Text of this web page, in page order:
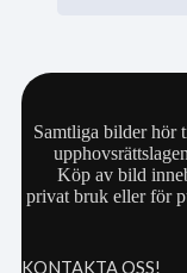
Samtliga bilder hör
Köp av bild
privat bruk eller för
KONTAKTA OSS!